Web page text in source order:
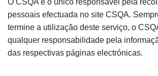
O CSQA é o único responsável pela
pessoais efectuada no site CSQA.
termine a utilização deste serviço, o
qualquer responsabilidade pela
das respectivas páginas electrónicas.